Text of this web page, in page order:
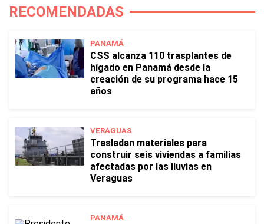
RECOMENDADAS
PANAMÁ
CSS alcanza 110 trasplantes de
hígado en Panamá desde la
creación de su programa hace 15
años
VERAGUAS
Trasladan materiales para
construir seis viviendas a familias
afectadas por las lluvias en
Veraguas
PANAMÁ